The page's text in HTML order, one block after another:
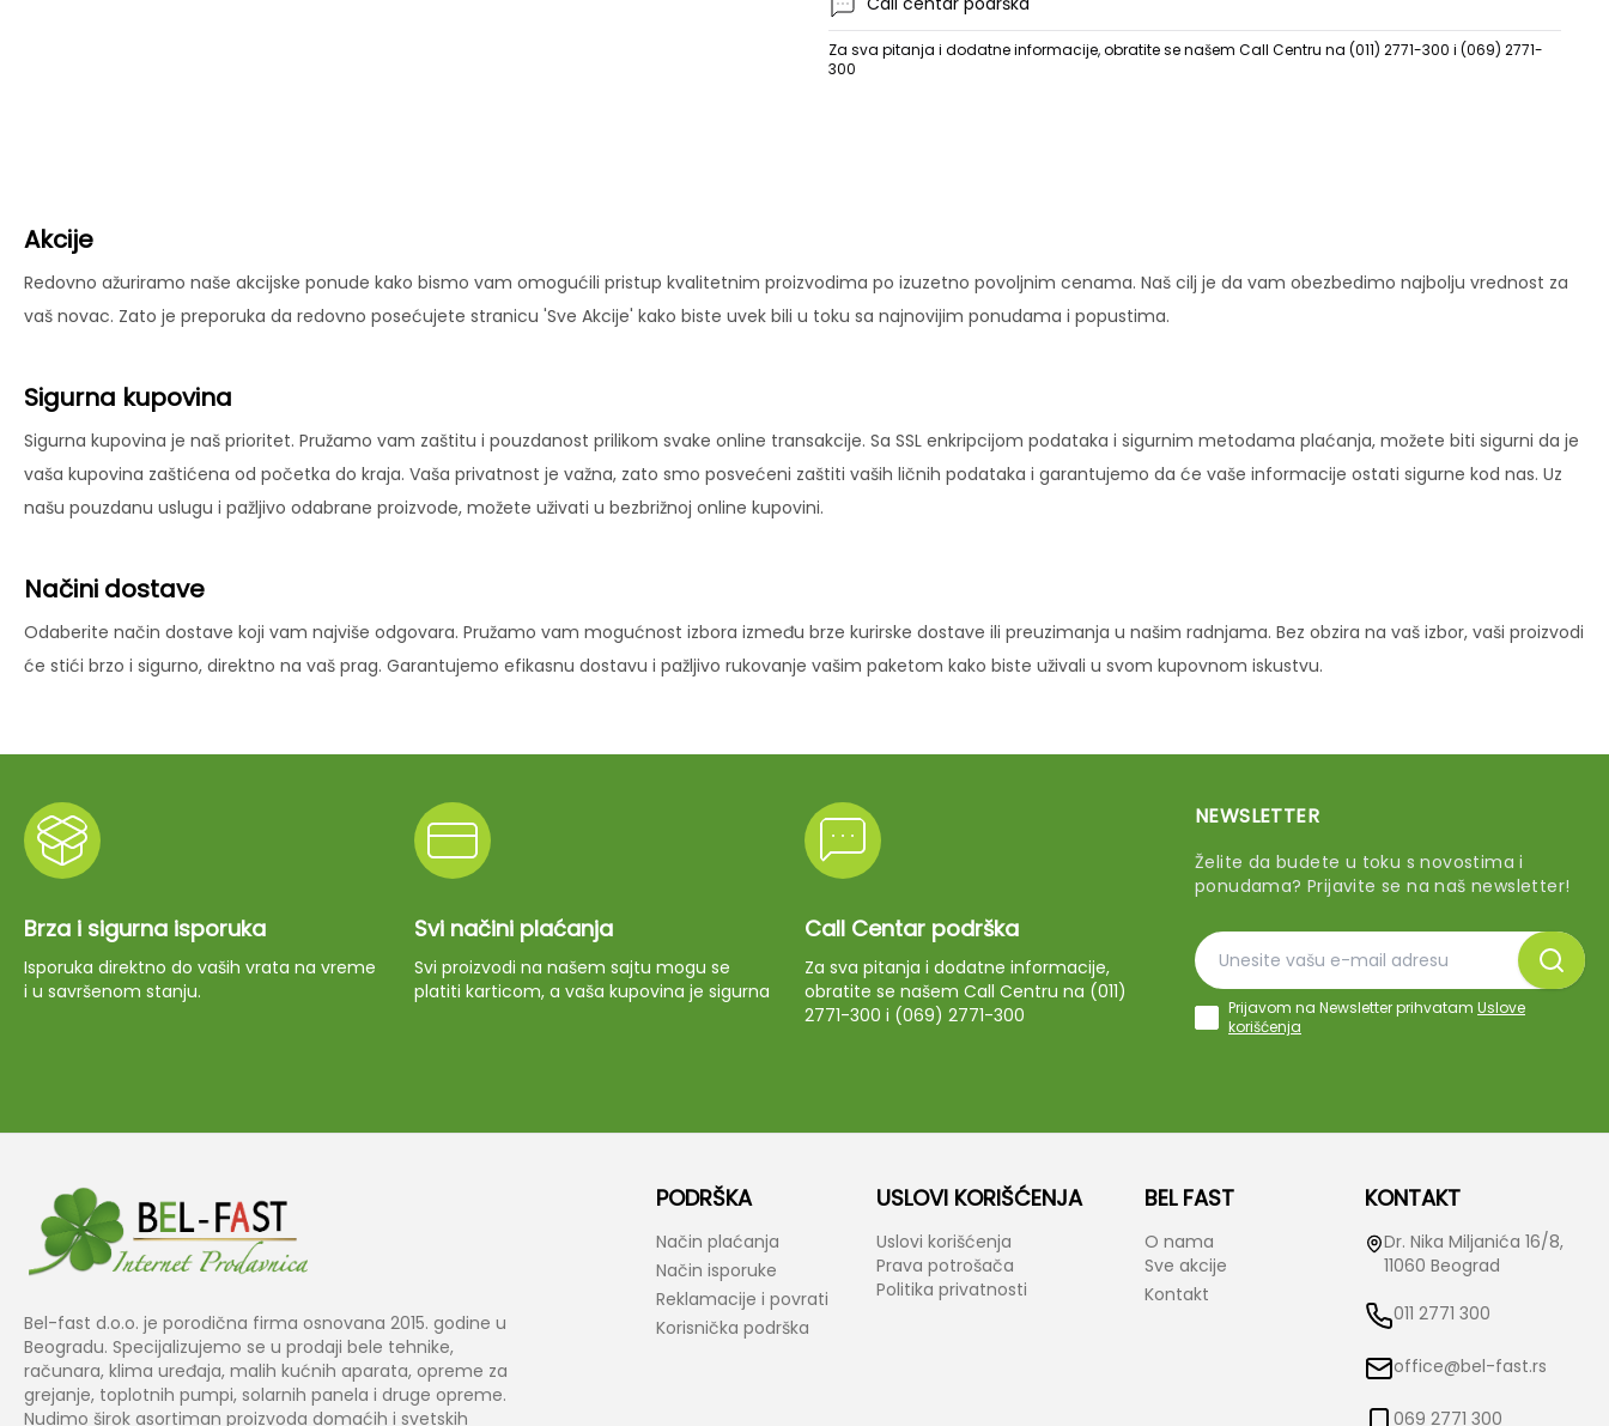
Za sva pitanja i dodatne informacije, obratite se našem Call Centru na (011) 2771-300 i (069) 2771-
300
Akcije
Redovno ažuriramo naše akcijske ponude kako bismo vam omogućili pristup kvalitetnim proizvodima po izuzetno povoljnim cenama. Naš cilj je da vam obezbedimo najbolju vrednost za
vaš novac. Zato je preporuka da redovno posećujete stranicu 'Sve Akcije' kako biste uvek bili u toku sa najnovijim ponudama i popustima.
Sigurna kupovina
Sigurna kupovina je naš prioritet. Pružamo vam zaštitu i pouzdanost prilikom svake online transakcije. Sa SSL enkripcijom podataka i sigurnim metodama plaćanja, možete biti sigurni da je
vaša kupovina zaštićena od početka do kraja. Vaša privatnost je važna, zato smo posvećeni zaštiti vaših ličnih podataka i garantujemo da će vaše informacije ostati sigurne kod nas. Uz
našu pouzdanu uslugu i pažljivo odabrane proizvode, možete uživati u bezbrižnoj online kupovini.
Načini dostave
Odaberite način dostave koji vam najviše odgovara. Pružamo vam mogućnost izbora između brze kurirske dostave ili preuzimanja u našim radnjama. Bez obzira na vaš izbor, vaši proizvodi
će stići brzo i sigurno, direktno na vaš prag. Garantujemo efikasnu dostavu i pažljivo rukovanje vašim paketom kako biste uživali u svom kupovnom iskustvu.
Brza i sigurna isporuka
Isporuka direktno do vaših vrata na vreme
i u savršenom stanju.
Svi načini plaćanja
Svi proizvodi na našem sajtu mogu se
platiti karticom, a vaša kupovina je sigurna
Call Centar podrška
Za sva pitanja i dodatne informacije,
obratite se našem Call Centru na (011)
2771-300 i (069) 2771-300
NEWSLETTER
Želite da budete u toku s novostima i
ponudama? Prijavite se na naš newsletter!
Prijavom na Newsletter prihvatam Uslove
korišćenja
Bel-fast d.o.o. je porodična firma osnovana 2015. godine u
Beogradu. Specijalizujemo se u prodaji bele tehnike,
računara, klima uređaja, malih kućnih aparata, opreme za
grejanje, toplotnih pumpi, solarnih panela i druge opreme.
Nudimo širok asortiman proizvoda domaćih i svetskih
PODRŠKA
Način plaćanja
Način isporuke
Reklamacije i povrati
Korisnička podrška
USLOVI KORIŠĆENJA
Uslovi korišćenja
Prava potrošača
Politika privatnosti
BEL FAST
O nama
Sve akcije
Kontakt
KONTAKT
Dr. Nika Miljanića 16/8,
11060 Beograd
011 2771 300
office@bel-fast.rs
069 2771 300